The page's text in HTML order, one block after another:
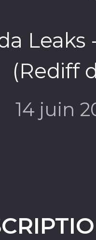
Leaks
(Rediff
14 juin